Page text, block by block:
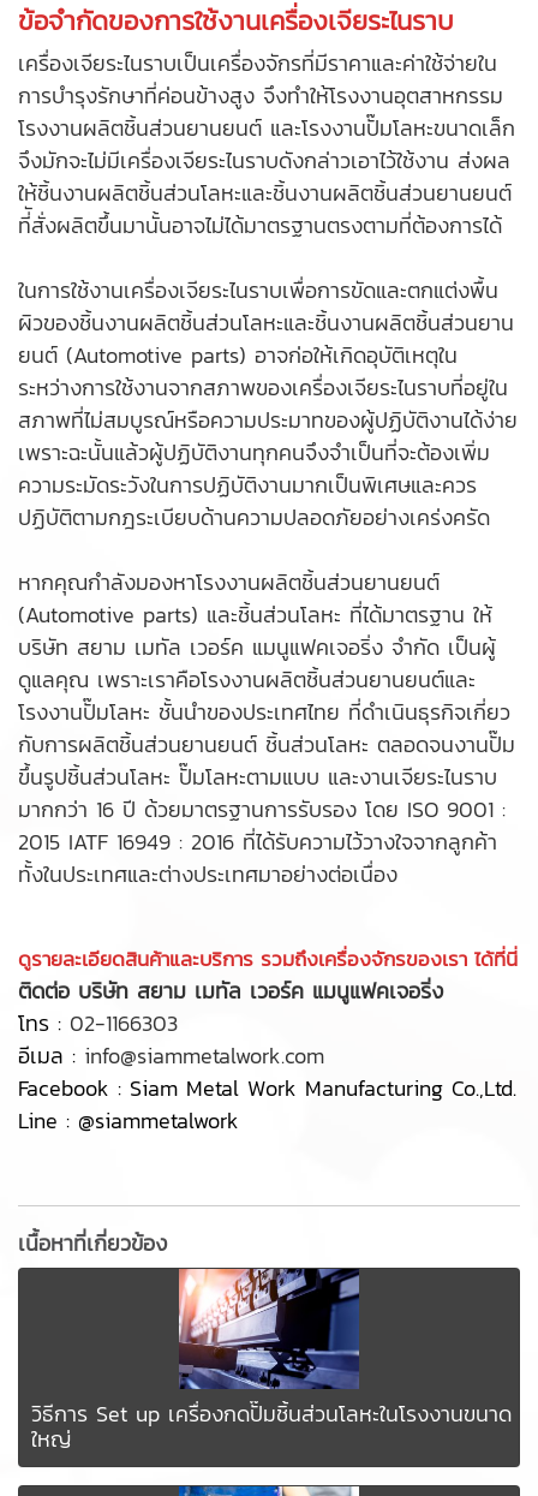
ข้อจำกัดของการใช้งานเครื่องเจียระไนราบ
เครื่องเจียระไนราบเป็นเครื่องจักรที่มีราคาและค่าใช้จ่ายใน
การบำรุงรักษาที่ค่อนข้างสูง จึงทำให้โรงงานอุตสาหกรรม
โรงงานผลิตชิ้นส่วนยานยนต์ และโรงงานปั๊มโลหะขนาดเล็ก
จึงมักจะไม่มีเครื่องเจียระไนราบดังกล่าวเอาไว้ใช้งาน ส่งผล
ให้ชิ้นงานผลิตชิ้นส่วนโลหะและชิ้นงานผลิตชิ้นส่วนยานยนต์
ที่ัสั่งผลิตขึ้นมานั้นอาจไม่ได้มาตรฐานตรงตามที่ต้องการได้
ในการใช้งานเครื่องเจียระไนราบเพื่อการขัดและตกแต่งพื้น
ผิวของชิ้นงานผลิตชิ้นส่วนโลหะและชิ้นงานผลิตชิ้นส่วนยาน
ยนต์ (Automotive parts) อาจก่อให้เกิดอุบัติเหตุใน
ระหว่างการใช้งานจากสภาพของเครื่องเจียระไนราบที่อยู่ใน
สภาพที่ไม่สมบูรณ์หรือความประมาทของผู้ปฏิบัติงานได้ง่าย
เพราะฉะนั้นแล้วผู้ปฏิบัติงานทุกคนจึงจำเป็นที่จะต้องเพิ่ม
ความระมัดระวังในการปฏิบัติงานมากเป็นพิเศษและควร
ปฏิบัติตามกฎระเบียบด้านความปลอดภัยอย่างเคร่งครัด
หากคุณกำลังมองหาโรงงานผลิตชิ้นส่วนยานยนต์
(Automotive parts) และชิ้นส่วนโลหะ ที่ได้มาตรฐาน ให้
บริษัท สยาม เมทัล เวอร์ค แมนูแฟคเจอริ่ง จำกัด เป็นผู้
ดูแลคุณ เพราะเราคือโรงงานผลิตชิ้นส่วนยานยนต์และ
โรงงานปั๊มโลหะ ชั้นนำของประเทศไทย ที่ดำเนินธุรกิจเกี่ยว
กับการผลิตชิ้นส่วนยานยนต์ ชิ้นส่วนโลหะ ตลอดจนงานปั๊ม
ขึ้นรูปชิ้นส่วนโลหะ ปั๊มโลหะตามแบบ และงานเจียระไนราบ
มากกว่า 16 ปี ด้วยมาตรฐานการรับรอง โดย ISO 9001 :
2015 IATF 16949 : 2016 ที่ได้รับความไว้วางใจจากลูกค้า
ทั้งในประเทศและต่างประเทศมาอย่างต่อเนื่อง
ดูรายละเอียดสินค้าและบริการ รวมถึงเครื่องจักรของเรา ได้ที่นี่
ติดต่อ บริษัท สยาม เมทัล เวอร์ค แมนูแฟคเจอริ่ง
โทร : 02-1166303
อีเมล : info@siammetalwork.com
Facebook : Siam Metal Work Manufacturing Co.,Ltd.
Line : @siammetalwork
เนื้อหาที่เกี่ยวข้อง
วิธีการ Set up เครื่องกดปั๊มชิ้นส่วนโลหะในโรงงานขนาด
ใหญ่